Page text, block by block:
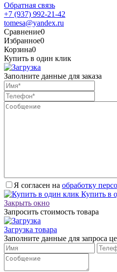
Обратная связь
+7 (937) 992-21-42
tomesa@yandex.ru
Сравнение0
Избранное0
Корзина0
Купить в один клик
Заполните данные для заказа
Я согласен на обработку
Купить в
Закрыть окно
Запросить стоимость товара
Загрузка товара
Заполните данные для запроса